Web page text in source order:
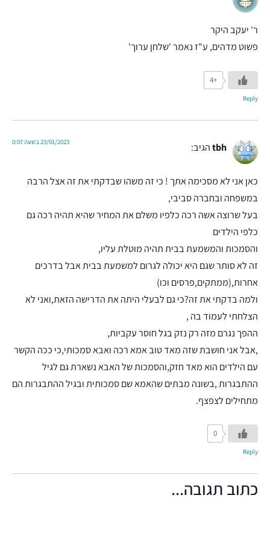
ר' יעקב היקר
פשוט מדהים, ע"ז נאמר 'שלחן ערוך'
+4
Reply
tbhהגיב: 23/01/2023 בשעה 0:07
כאן אני לא מסכימה אתך ! כי זה משהו שבדקתי את זה אצל הרבה
במשפחה ובחברה סביבי,
בעל שרוצה אשה רכה כלפיו משלם את המחיר שהיא תהיה רכה גם
כלפי הילדים
והסמכות והמשמעת בבית תהיה מוטלת עליו,
זה לא סותר שגם היא יכולה לגרום למשמעת בבית אבל בדרכים
אחרות,(ממתקים,פרסים וכו)
ולמה בדקתי את זה?כי גם לבעלי היתה את הדרישה הזאת,ואני לא
הצלחתי לעמוד בה ,
ההפך נגרם מזה רק נזק בגל חוסר עקביות,
,אבל אני חושבת שזה מאד טוב אמא רכה ואבא סמכותי,כי ככה הקשר
עם הילדים הוא מאד חזק,והסמכות של האבא נשארת גם לגיל
ההתבגרות ,בשונה מבתים שהאמא שם סמכותית ובגיל ההתבגרות הם
מתחילים לצפצף.
0
Reply
כתוב תגובה...